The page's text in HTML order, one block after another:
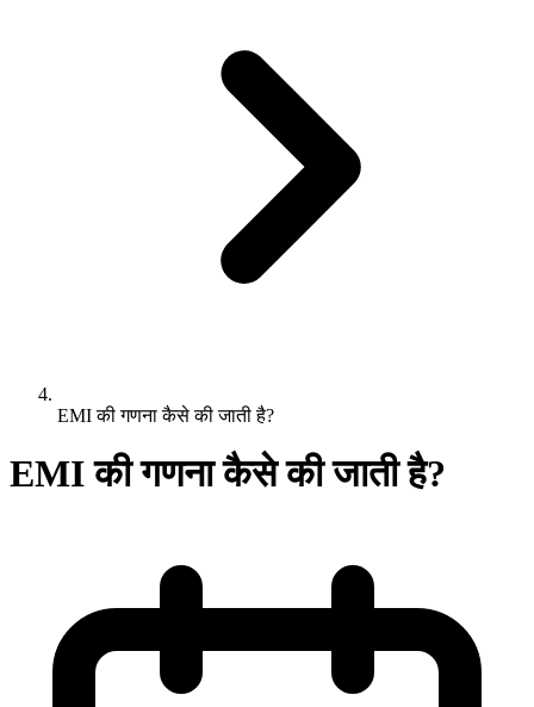
EMI की गणना कैसे की जाती है?
EMI की गणना कैसे की जाती है?